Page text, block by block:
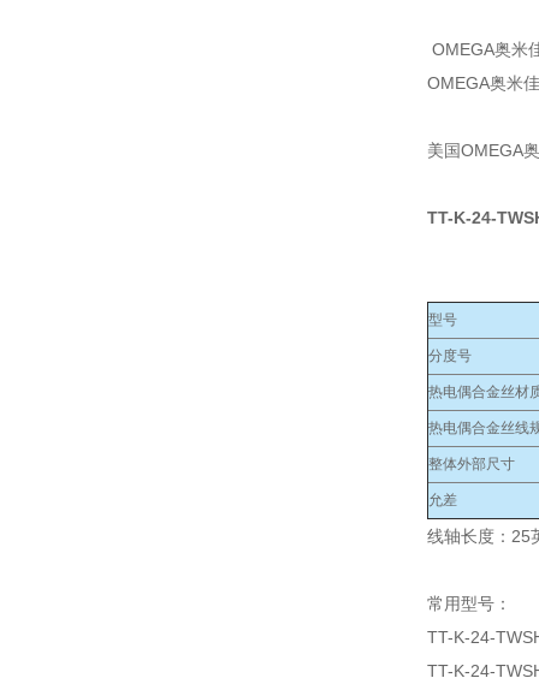
OMEGA奥米
OMEGA奥米
美国OMEGA
TT-K-24-
型号
分度号
热电偶合金丝材
热电偶合金丝线
整体外部尺寸
允差
线轴长度：25
常用型号：
TT-K-24-
TT-K-24-